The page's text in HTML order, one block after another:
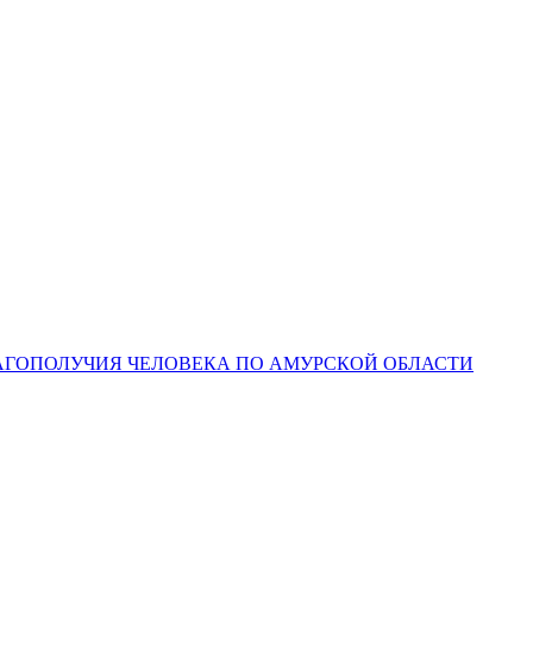
ЧЕЛОВЕКА ПО АМУРСКОЙ ОБЛАСТИ